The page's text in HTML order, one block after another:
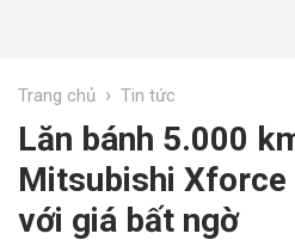
Trang chủ › Tin tức
Lăn bánh 5.000
Mitsubishi Xforce
với giá bất ngờ